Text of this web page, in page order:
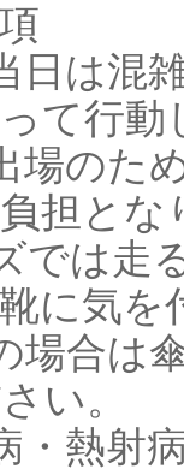
日は混
て行動
場のた
担とな
では走
に気
場合は
い。
・熱射